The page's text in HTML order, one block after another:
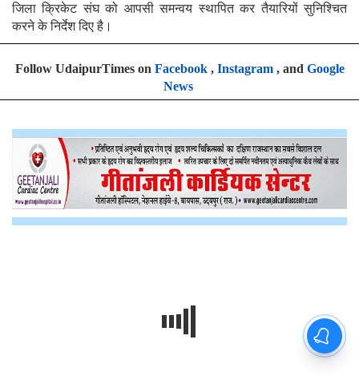
जिला क्रिकेट संघ को आपसी समन्वय स्थापित कर तैयारियों सुनिश्चित
करने के निर्देश दिए है।
Follow UdaipurTimes on Facebook, Instagram, and Google
News